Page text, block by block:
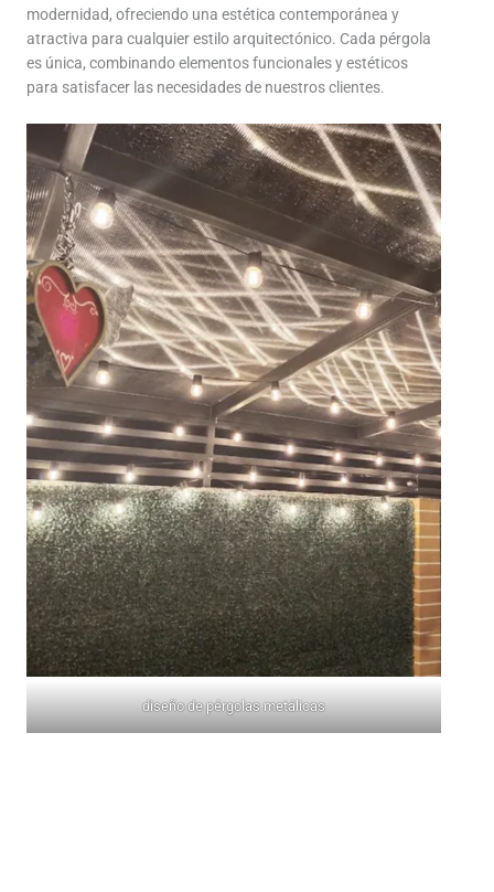
modernidad, ofreciendo una estética contemporánea y
atractiva para cualquier estilo arquitectónico. Cada pérgola
es única, combinando elementos funcionales y estéticos
para satisfacer las necesidades de nuestros clientes.
diseño de pérgolas metálicas